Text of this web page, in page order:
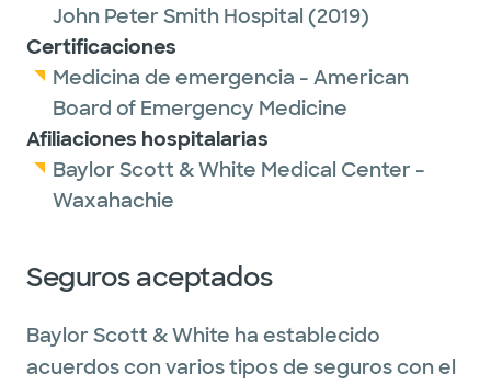
John Peter Smith Hospital (2019)
Certificaciones
Medicina de emergencia - American
Board of Emergency Medicine
Afiliaciones hospitalarias
Baylor Scott & White Medical Center -
Waxahachie
Seguros aceptados
Baylor Scott & White ha establecido
acuerdos con varios tipos de seguros con el